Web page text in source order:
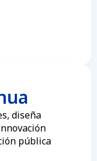
diseña
pública